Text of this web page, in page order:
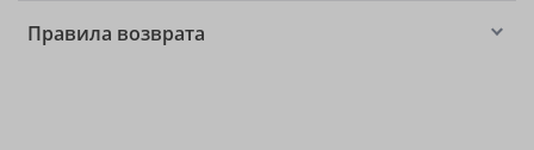
Правила возврата